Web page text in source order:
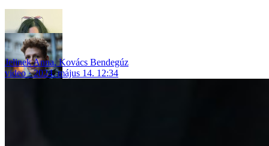
Jelinek Anna,Kovács Bendegúz
video
2024. május 14. 12:34